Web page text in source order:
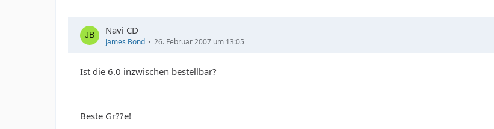
Navi CD
James Bond 26. Februar 2007 um 13:05
Ist die 6.0 inzwischen bestellbar?
Beste Gr??e!